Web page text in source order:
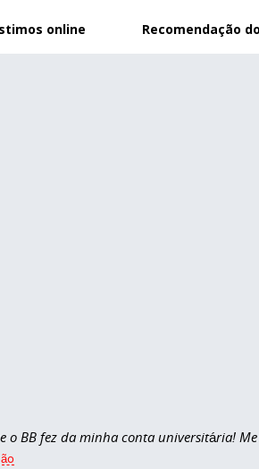
online Recomendação
o BB fez da minha conta universitária!